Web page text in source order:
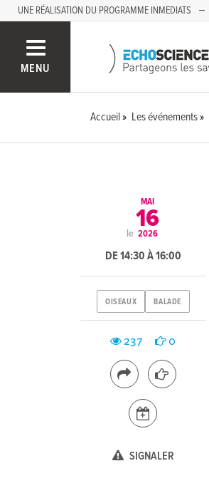
UNE RÉALISATION DU PROGRAMME INMEDIATS
MENU
Accueil Les événements
le
MAI
16
2026
DE 14:30 À 16:00
OISEAUX BALADE
237 0
SIGNALER